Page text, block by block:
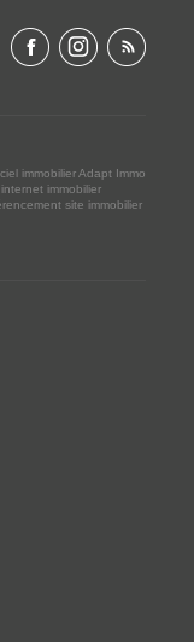
immobilier Adapt Immo
immobilier
site immobilier